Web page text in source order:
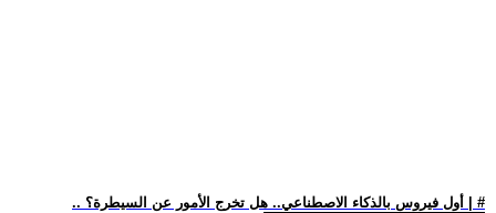
.. أول فيروس بالذكاء الاصطناعي.. هل تخرج الأمور عن السيطرة؟ | #